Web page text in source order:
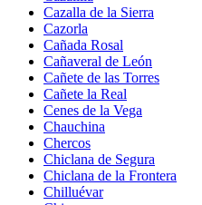
Cazalla de la Sierra
Cazorla
Cañada Rosal
Cañaveral de León
Cañete de las Torres
Cañete la Real
Cenes de la Vega
Chauchina
Chercos
Chiclana de Segura
Chiclana de la Frontera
Chilluévar